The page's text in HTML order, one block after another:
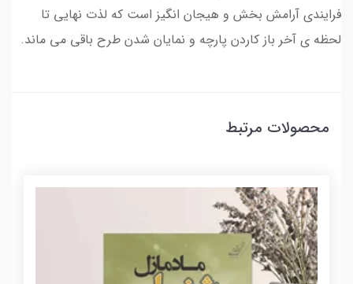
فرایندی آرامش بخش و هیجان انگیز است که لذت نهایی تا
لحظه ی آخر باز کاردن پارچه و نمایان شدن طرح باقی می ماند.
محصولات مرتبط